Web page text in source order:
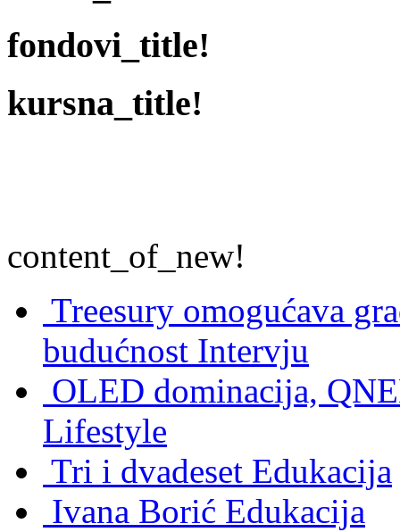
fondovi_title!
kursna_title!
content_of_new!
Treesury omogućava
budućnost Intervju
OLED dominacija,
Lifestyle
Tri i dvadeset Edukacija
Ivana Borić Edukacija